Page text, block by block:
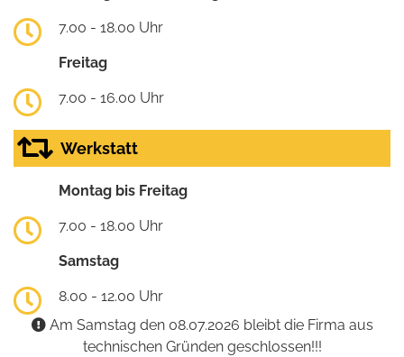
7.00 - 18.00 Uhr
Freitag
7.00 - 16.00 Uhr
Werkstatt
Montag bis Freitag
7.00 - 18.00 Uhr
Samstag
8.00 - 12.00 Uhr
Am Samstag den 08.07.2026 bleibt die Firma aus
technischen Gründen geschlossen!!!